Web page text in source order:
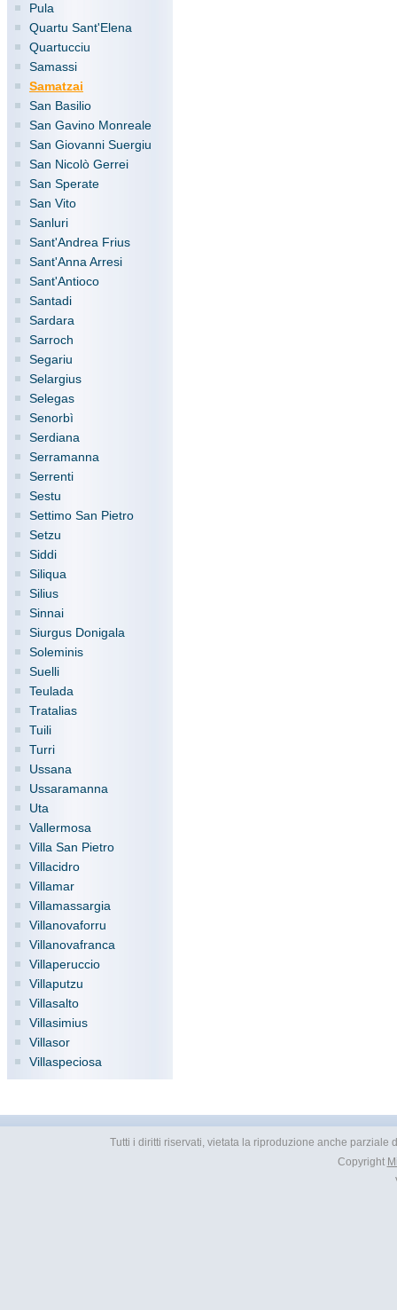
Pula
Quartu Sant'Elena
Quartucciu
Samassi
Samatzai
San Basilio
San Gavino Monreale
San Giovanni Suergiu
San Nicolò Gerrei
San Sperate
San Vito
Sanluri
Sant'Andrea Frius
Sant'Anna Arresi
Sant'Antioco
Santadi
Sardara
Sarroch
Segariu
Selargius
Selegas
Senorbì
Serdiana
Serramanna
Serrenti
Sestu
Settimo San Pietro
Setzu
Siddi
Siliqua
Silius
Sinnai
Siurgus Donigala
Soleminis
Suelli
Teulada
Tratalias
Tuili
Turri
Ussana
Ussaramanna
Uta
Vallermosa
Villa San Pietro
Villacidro
Villamar
Villamassargia
Villanovaforru
Villanovafranca
Villaperuccio
Villaputzu
Villasalto
Villasimius
Villasor
Villaspeciosa
Tutti i diritti riservati, vietata la riproduzione anche
Copyright